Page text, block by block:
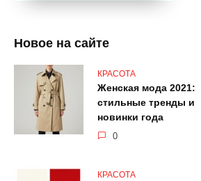
Новое на сайте
КРАСОТА
Женская мода 2021:
стильные тренды и
новинки года
0
КРАСОТА